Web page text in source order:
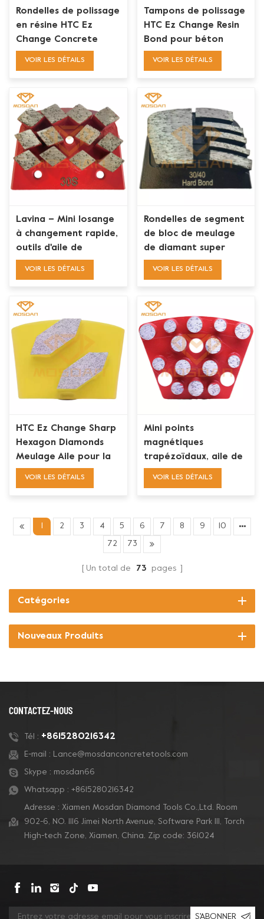
Rondelles de polissage
en résine HTC Ez
Change Concrete
Floor 5 Dots
VOIR LES DÉTAILS
Tampons de polissage
HTC Ez Change Resin
Bond pour béton
VOIR LES DÉTAILS
Lavina – Mini losange
à changement rapide,
outils d'aile de
meulage de diamant
VOIR LES DÉTAILS
Rondelles de segment
de bloc de meulage
de diamant super
abrasif à changement
VOIR LES DÉTAILS
HTC Ez Change Sharp
Hexagon Diamonds
Meulage Aile pour la
préparation des sols
VOIR LES DÉTAILS
Mini points
magnétiques
trapézoïdaux, aile de
meulage en diamant
VOIR LES DÉTAILS
2 3 4 5 6 7 8 9 10
72 73
Un total de 73 pages
Catégories
Nouveaux Produits
CONTACTEZ-NOUS
Tél : +8615280216342
E-mail : Lance@mosdanconcretetools.com
Skype : mosdan66
Whatsapp : +8615280216342
Adresse : Xiamen Mosdan Diamond Tools Co.,Ltd. Room
902-6, NO. 1116 Jimei North Avenue, Software Park Ill, Torch
High-tech Zone, Xiamen, China. Zip code: 361024
S'ABONNER